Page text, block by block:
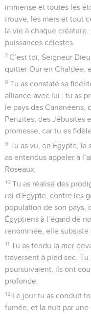
immense et toutes les
trouve, les mers et tout
la vie à chaque
puissances célestes.
7 C’est toi, Seigneur
quitter Our en Chaldée,
8 Tu as constaté sa
alliance avec lui : tu as
le pays des Cananéens,
Perizites, des Jébusites
promesse, car tu es fidèle
9 Tu as vu, en Égypte, la
as entendus appeler à
Roseaux.
10 Tu as réalisé des
roi d’Égypte, contre les
population de son pays,
Égyptiens à l’égard de
renommée, elle subsiste
11 Tu as fendu la mer
traversent à pied sec.
poursuivaient, ils ont
profonde.
12 Le jour tu as conduit
fumée, et la nuit par